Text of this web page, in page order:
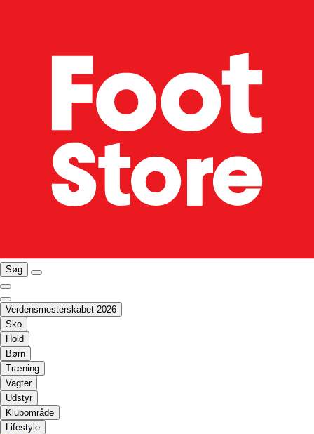
Søg
Verdensmesterskabet 2026
Sko
Hold
Børn
Træning
Vagter
Udstyr
Klubområde
Lifestyle